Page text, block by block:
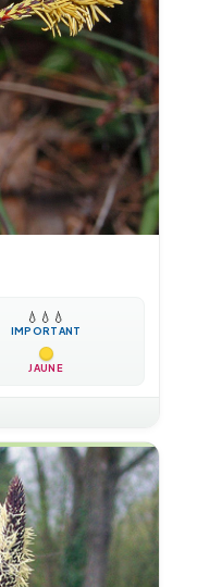
💧 💧 💧
IMPORTANT
JAUNE